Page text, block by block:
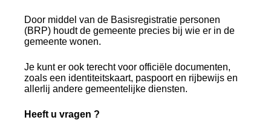
Door middel van de Basisregistratie personen
(BRP) houdt de gemeente precies bij wie er in de
gemeente wonen.
Je kunt er ook terecht voor officiële documenten,
zoals een identiteitskaart, paspoort en rijbewijs en
allerlij andere gemeentelijke diensten.
Heeft u vragen ?